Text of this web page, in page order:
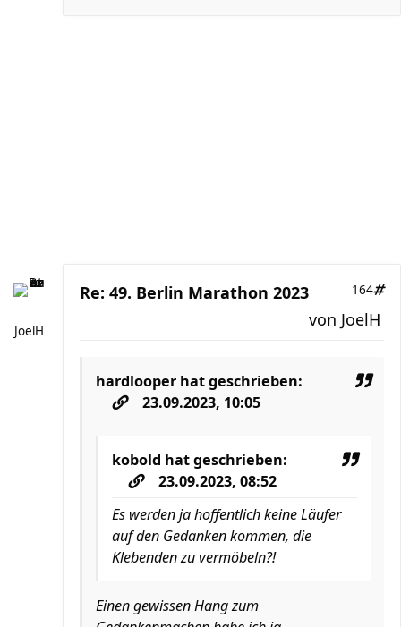
JoelH
Re: 49. Berlin Marathon 2023 164
von JoelH
hardlooper hat geschrieben:
23.09.2023, 10:05
kobold hat geschrieben:
23.09.2023, 08:52
Es werden ja hoffentlich keine Läufer
auf den Gedanken kommen, die
Klebenden zu vermöbeln?!
Einen gewissen Hang zum